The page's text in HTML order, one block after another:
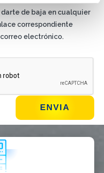
de baja en cualquier
correspondiente
electrónico.